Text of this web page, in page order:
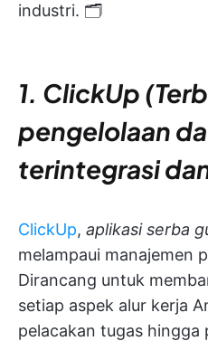
industri. 🗂️
1. ClickUp
pengelolaan
terintegrasi
ClickUp, aplikasi serba
melampaui manajemen
Dirancang untuk
setiap aspek alur kerja
pelacakan tugas hingga